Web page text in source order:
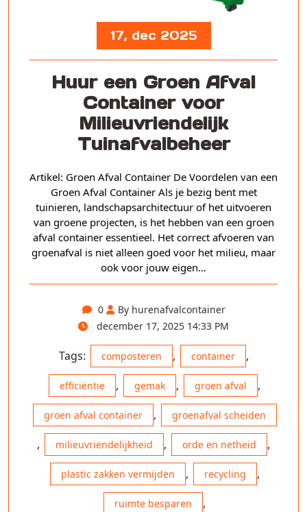
17, dec 2025
Huur een Groen Afval
Container voor
Milieuvriendelijk
Tuinafvalbeheer
Artikel: Groen Afval Container De Voordelen van een
Groen Afval Container Als je bezig bent met
tuinieren, landschapsarchitectuur of het uitvoeren
van groene projecten, is het hebben van een groen
afval container essentieel. Het correct afvoeren van
groenafval is niet alleen goed voor het milieu, maar
ook voor jouw eigen…
0
By hurenafvalcontainer
december 17, 2025 14:33 PM
Tags: composteren , container ,
efficiëntie , gemak , groen afval ,
groen afval container , groenafval scheiden
, milieuvriendelijkheid , orde en netheid ,
plastic zakken vermijden , recycling ,
ruimte besparen ,